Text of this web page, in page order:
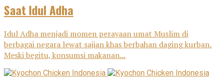
Saat Idul Adha
Idul Adha menjadi momen perayaan umat Muslim di
berbagai negara lewat sajian khas berbahan daging kurban.
Meski begitu, konsumsi makanan...